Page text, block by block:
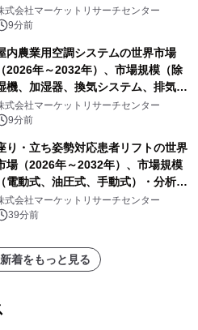
燃料電池）・分析レポートを発表
式会社マーケットリサーチセンター
9分前
内農業用空調システムの世界市場
（2026年～2032年）、市場規模（除
機、加湿器、換気システム、排気フ
ン、空気循環システム）・分析レポ
トを発表
式会社マーケットリサーチセンター
9分前
り・立ち姿勢対応患者リフトの世界
場（2026年～2032年）、市場規模
（電動式、油圧式、手動式）・分析レ
ートを発表
式会社マーケットリサーチセンター
39分前
着をもっと見る